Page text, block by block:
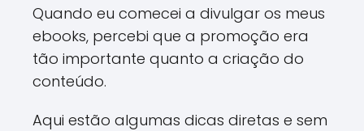
Quando eu comecei a divulgar os meus
ebooks, percebi que a promoção era
tão importante quanto a criação do
conteúdo.
Aqui estão algumas dicas diretas e sem